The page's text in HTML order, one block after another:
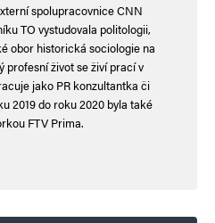
na Krymu jsou pro
existencni
akceptovat o nic vic
BRUTALNE vyvrazdili
spolupracovnice CNN
TO vystudovala politologii,
obor historická sociologie na
profesní život se živí prací v
jako PR konzultantka či
2019 do roku 2020 byla také
FTV Prima.